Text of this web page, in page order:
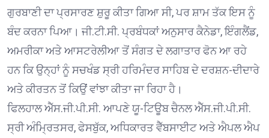
ਗੁਰਬਾਣੀ ਦਾ ਪ੍ਰਸਾਰਣ ਸ਼ੁਰੂ ਕੀਤਾ ਗਿਆ ਸੀ, ਪਰ ਸ਼ਾਮ ਤੱਕ ਇਸ ਨੂੰ
ਬੰਦ ਕਰਨਾ ਪਿਆ। ਜੀ.ਟੀ.ਸੀ. ਪ੍ਰਬੰਧਕਾਂ ਅਨੁਸਾਰ ਕੈਨੇਡਾ, ਇੰਗਲੈਂਡ,
ਅਮਰੀਕਾ ਅਤੇ ਆਸਟਰੇਲੀਆ ਤੋਂ ਸੰਗਤ ਦੇ ਲਗਾਤਾਰ ਫੋਨ ਆ ਰਹੇ
ਹਨ ਕਿ ਉਨ੍ਹਾਂ ਨੂੰ ਸਚਖੰਡ ਸ੍ਰੀ ਹਰਿਮੰਦਰ ਸਾਹਿਬ ਦੇ ਦਰਸ਼ਨ-ਦੀਦਾਰੇ
ਅਤੇ ਕੀਰਤਨ ਤੋਂ ਕਿਉਂ ਵਾਂਝਾ ਕੀਤਾ ਜਾ ਰਿਹਾ ਹੈ।
ਫਿਲਹਾਲ ਐੱਸ.ਜੀ.ਪੀ.ਸੀ. ਆਪਣੇ ਯੂ-ਟਿਊਬ ਚੈਨਲ ਐੱਸ.ਜੀ.ਪੀ.ਸੀ.
ਸ੍ਰੀ ਅੰਮ੍ਰਿਤਸਰ, ਫੇਸਬੁੱਕ, ਅਧਿਕਾਰਤ ਵੈੱਬਸਾਈਟ ਅਤੇ ਐਪਲ ਐਪ